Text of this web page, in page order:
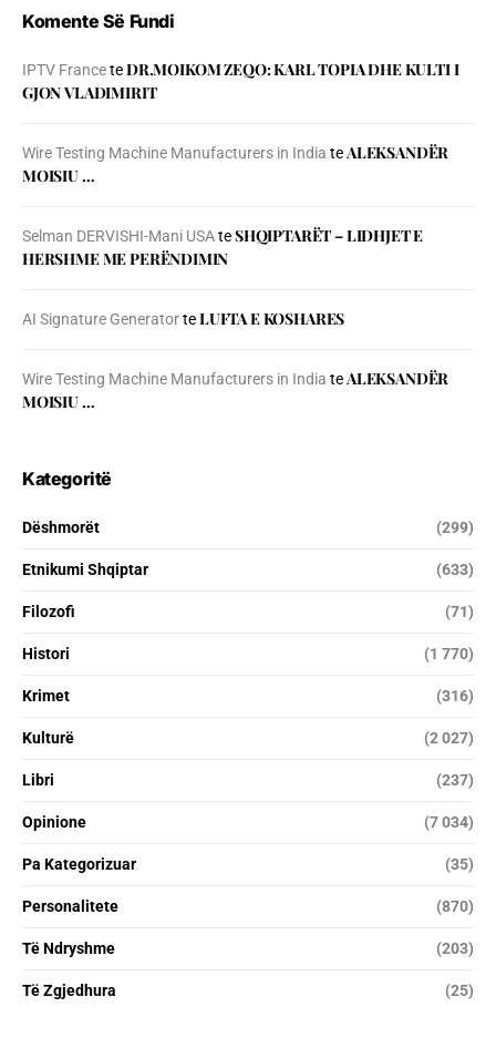
Komente Së Fundi
IPTV FranceteDR.MOIKOM ZEQO: KARL TOPIA DHE KULTI I
GJON VLADIMIRIT
Wire Testing Machine Manufacturers in India teALEKSANDËR
MOISIU …
Selman DERVISHI-Mani USAteSHQIPTARËT – LIDHJET E
HERSHME ME PERËNDIMIN
AI Signature GeneratorteLUFTA E KOSHARES
Wire Testing Machine Manufacturers in India teALEKSANDËR
MOISIU …
Kategoritë
Dëshmorët (299)
Etnikumi Shqiptar (633)
Filozofi (71)
Histori (1 770)
Krimet (316)
Kulturë (2 027)
Libri (237)
Opinione (7 034)
Pa Kategorizuar (35)
Personalitete (870)
Të Ndryshme (203)
Të Zgjedhura (25)